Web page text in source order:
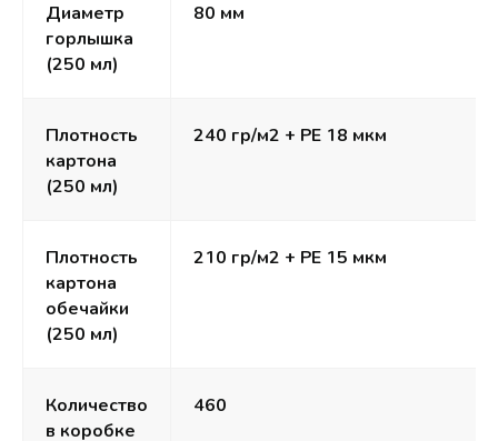
Диаметр
горлышка
(250 мл)
80 мм
Плотность
картона
(250 мл)
240 гр/м2 + РЕ 18 мкм
Плотность
картона
обечайки
(250 мл)
210 гр/м2 + РЕ 15 мкм
Количество
в коробке
460